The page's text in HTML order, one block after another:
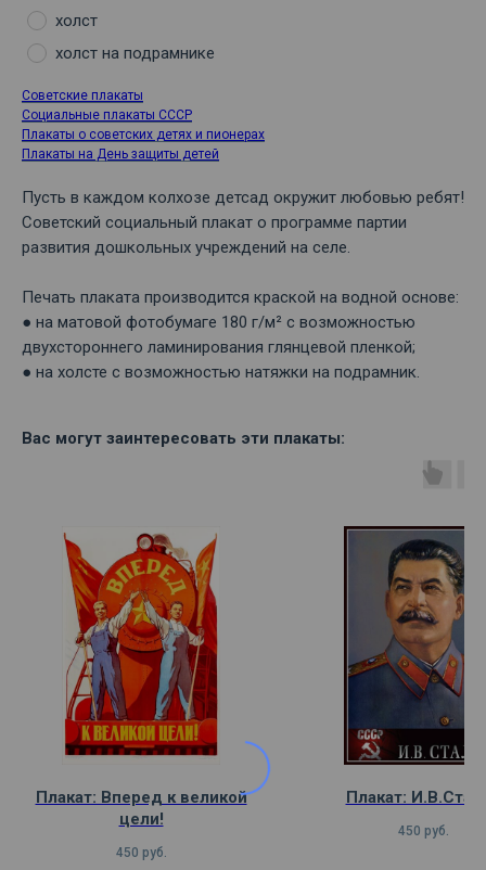
холст
холст на подрамнике
Советские плакаты
Социальные плакаты СССР
Плакаты о советских детях и пионерах
Плакаты на День защиты детей
Пусть в каждом колхозе детсад окружит любовью ребят!
Советский социальный плакат о программе партии
развития дошкольных учреждений на селе.
Печать плаката производится краской на водной основе:
● на матовой фотобумаге 180 г/м² с возможностью
двухстороннего ламинирования глянцевой пленкой;
● на холсте с возможностью натяжки на подрамник.
Вас могут заинтересовать эти плакаты:
Плакат: Вперед к великой
цели!
450 руб.
Плакат:
450 руб.